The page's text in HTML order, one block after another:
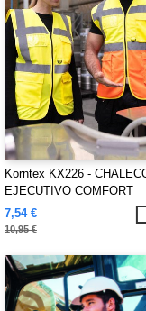
Korntex KX226 -
EJECUTIVO COMFORT
"HAMBURG"
7,54 €
10,95 €